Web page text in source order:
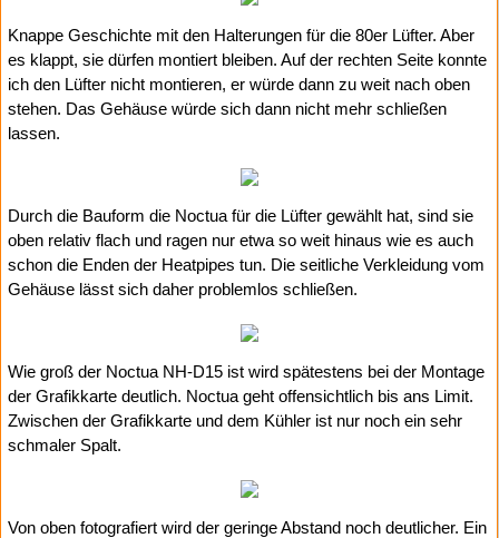
Knappe Geschichte mit den Halterungen für die 80er Lüfter. Aber
es klappt, sie dürfen montiert bleiben. Auf der rechten Seite konnte
ich den Lüfter nicht montieren, er würde dann zu weit nach oben
stehen. Das Gehäuse würde sich dann nicht mehr schließen
lassen.
Durch die Bauform die Noctua für die Lüfter gewählt hat, sind sie
oben relativ flach und ragen nur etwa so weit hinaus wie es auch
schon die Enden der Heatpipes tun. Die seitliche Verkleidung vom
Gehäuse lässt sich daher problemlos schließen.
Wie groß der Noctua NH-D15 ist wird spätestens bei der Montage
der Grafikkarte deutlich. Noctua geht offensichtlich bis ans Limit.
Zwischen der Grafikkarte und dem Kühler ist nur noch ein sehr
schmaler Spalt.
Von oben fotografiert wird der geringe Abstand noch deutlicher. Ein